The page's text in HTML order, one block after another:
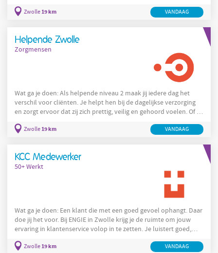
hetzelfde, omdat jij zelf kiest of je aan de slag gaat binnen de
de slag. Je werkt zelfstandig, maar staat
Zwolle19 km VANDAAG
Helpende Zwolle
Zorgmensen
Wat ga je doen: Als helpende niveau 2 maak jij iedere dag het
verschil voor cliënten. Je helpt hen bij de dagelijkse verzorging
en zorgt ervoor dat zij zich prettig, veilig en gehoord voelen. Of je
werkt in een omgeving die bij jou past. Je start jouw dienst met
zorg te bieden. Je hebt
Zwolle19 km VANDAAG
KCC Medewerker
50+ Werkt
Wat ga je doen: Een klant die met een goed gevoel ophangt. Daar
doe jij het voor. Bij ENGIE in Zwolle krijg je de ruimte om jouw
ervaring in klantenservice volop in te zetten. Je luistert goed,
ervaring maakt het verschil! Daar staat natuurlijk ook iets
Zwolle19 km VANDAAG